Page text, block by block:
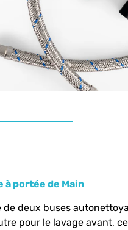
portée de Main
de deux buses
pour le lavage avant,